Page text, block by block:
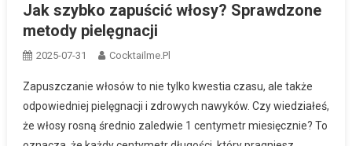
Jak szybko zapuścić włosy? Sprawdzone
metody pielęgnacji
2025-07-31 Cocktailme.pl
Zapuszczanie włosów to nie tylko kwestia czasu, ale także
odpowiedniej pielęgnacji i zdrowych nawyków. Czy wiedziałeś,
że włosy rosną średnio zaledwie 1 centymetr miesięcznie? To